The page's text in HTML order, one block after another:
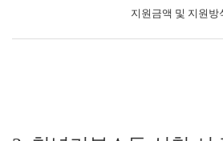
지원금액 및 지원방